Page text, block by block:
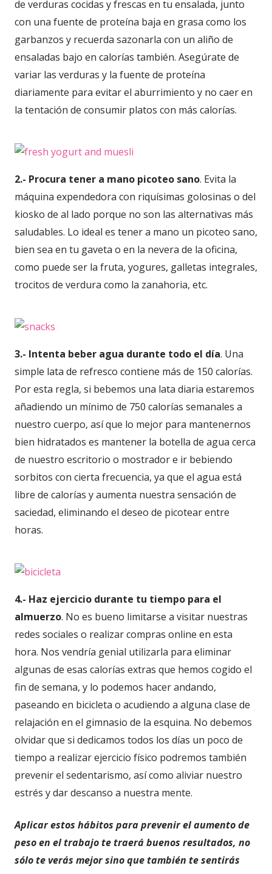
de verduras cocidas y frescas en tu ensalada, junto
con una fuente de proteína baja en grasa como los
garbanzos y recuerda sazonarla con un aliño de
ensaladas bajo en calorías también. Asegúrate de
variar las verduras y la fuente de proteína
diariamente para evitar el aburrimiento y no caer en
la tentación de consumir platos con más calorías.
2.- Procura tener a mano picoteo sano. Evita la
máquina expendedora con riquísimas golosinas o del
kiosko de al lado porque no son las alternativas más
saludables. Lo ideal es tener a mano un picoteo sano,
bien sea en tu gaveta o en la nevera de la oficina,
como puede ser la fruta, yogures, galletas integrales,
trocitos de verdura como la zanahoria, etc.
3.- Intenta beber agua durante todo el día. Una
simple lata de refresco contiene más de 150 calorías.
Por esta regla, si bebemos una lata diaria estaremos
añadiendo un mínimo de 750 calorías semanales a
nuestro cuerpo, así que lo mejor para mantenernos
bien hidratados es mantener la botella de agua cerca
de nuestro escritorio o mostrador e ir bebiendo
sorbitos con cierta frecuencia, ya que el agua está
libre de calorías y aumenta nuestra sensación de
saciedad, eliminando el deseo de picotear entre
horas.
4.- Haz ejercicio durante tu tiempo para el
almuerzo. No es bueno limitarse a visitar nuestras
redes sociales o realizar compras online en esta
hora. Nos vendría genial utilizarla para eliminar
algunas de esas calorías extras que hemos cogido el
fin de semana, y lo podemos hacer andando,
paseando en bicicleta o acudiendo a alguna clase de
relajación en el gimnasio de la esquina. No debemos
olvidar que si dedicamos todos los días un poco de
tiempo a realizar ejercicio físico podremos también
prevenir el sedentarismo, así como aliviar nuestro
estrés y dar descanso a nuestra mente.
Aplicar estos hábitos para prevenir el aumento de
peso en el trabajo te traerá buenos resultados, no
sólo te verás mejor sino que también te sentirás